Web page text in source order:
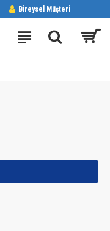
Bireysel Müşteri